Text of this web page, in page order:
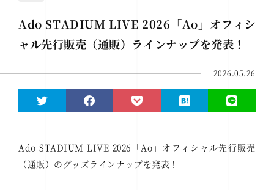
Ado STADIUM LIVE 2026「Ao」オフィシ
ャル先行販売（通販）ラインナップを発表！
2026.05.26
Ado STADIUM LIVE 2026「Ao」オフィシャル先行販売
（通販）のグッズラインナップを発表！